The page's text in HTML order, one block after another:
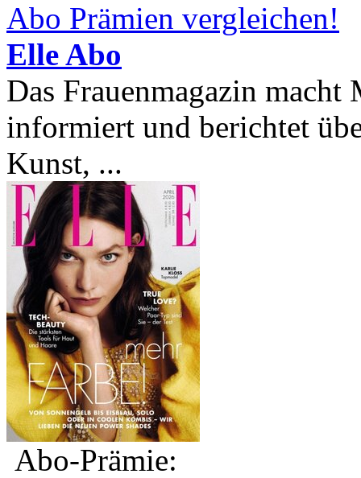
Abo Prämien vergleichen!
Elle Abo
Das Frauenmagazin
informiert und berichtet
Kunst, ...
Abo-Prämie: